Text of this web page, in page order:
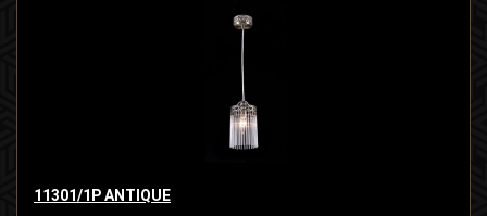
11301/1P ANTIQUE